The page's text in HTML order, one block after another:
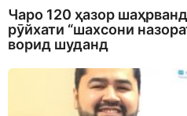
Чаро 120 ҳазор
рӯйхати “шахсони
ворид шуданд